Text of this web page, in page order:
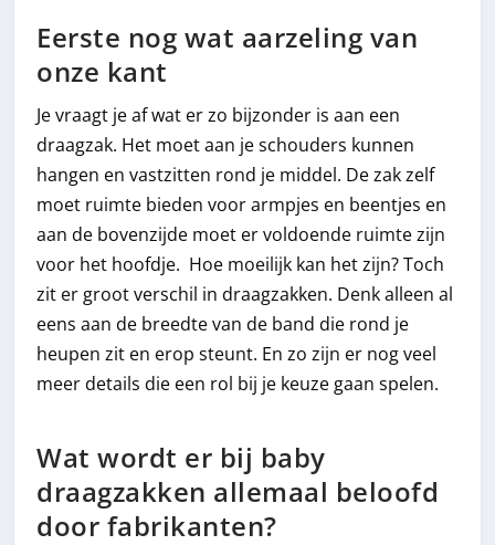
Eerste nog wat aarzeling van
onze kant
Je vraagt je af wat er zo bijzonder is aan een
draagzak. Het moet aan je schouders kunnen
hangen en vastzitten rond je middel. De zak zelf
moet ruimte bieden voor armpjes en beentjes en
aan de bovenzijde moet er voldoende ruimte zijn
voor het hoofdje. Hoe moeilijk kan het zijn? Toch
zit er groot verschil in draagzakken. Denk alleen al
eens aan de breedte van de band die rond je
heupen zit en erop steunt. En zo zijn er nog veel
meer details die een rol bij je keuze gaan spelen.
Wat wordt er bij baby
draagzakken allemaal beloofd
door fabrikanten?